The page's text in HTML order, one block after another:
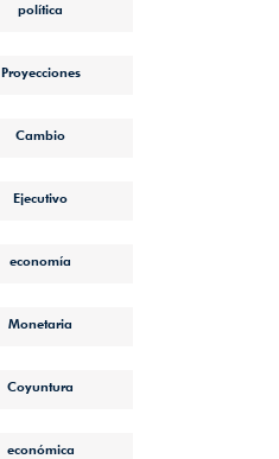
política
Proyecciones
Cambio
Ejecutivo
economía
Monetaria
Coyuntura
económica